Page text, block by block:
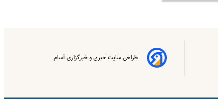
طراحی سایت خبری و خبرگزاری آسام